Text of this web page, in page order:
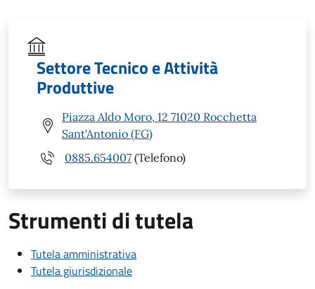
Settore Tecnico e Attività
Produttive
Piazza Aldo Moro, 12 71020 Rocchetta
Sant'Antonio (FG)
0885.654007 (Telefono)
Strumenti di tutela
Tutela amministrativa
Tutela giurisdizionale